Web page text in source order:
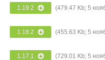
1.19.2 (479.47 Kb; 5
1.18.2 (455.63 Kb; 5
1.17.1 (729.01 Kb; 5